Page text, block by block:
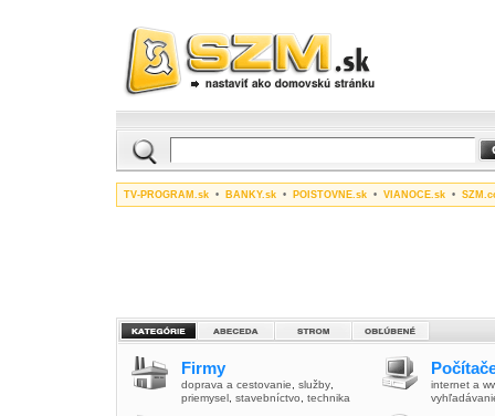
TV-PROGRAM.sk • BANKY.sk • POISTOVNE.sk • VIANOCE.sk •
Firmy
doprava a cestovanie služby
priemysel stavebníctvo technika
internet a